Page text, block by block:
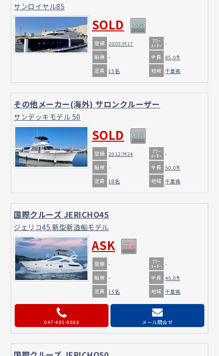
サンロイヤル85
SOLD
登録 2005/H17 ｱﾜｰ
ﾒｰﾀｰ -
船検 - 全長 85.0ft
定員 15名 地域 千葉県
その他メーカー(海外) サロンクルーザー
サンデッキモデル 50
SOLD
登録 2012/H24 ｱﾜｰ
ﾒｰﾀｰ -
船検 - 全長 50.0ft
定員 18名 地域 千葉県
国際クルーズ JERICHO45
ジェリコ45 新型新造船モデル
ASK
登録 - ｱﾜｰ
ﾒｰﾀｰ -
船検 - 全長 45.0ft
定員 15名 地域 千葉県
047-485-8888 メール問合せ